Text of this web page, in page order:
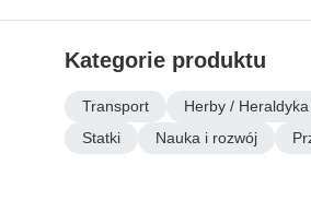
Kategorie produktu
Transport
Herby /
Statki
Nauka i rozwój